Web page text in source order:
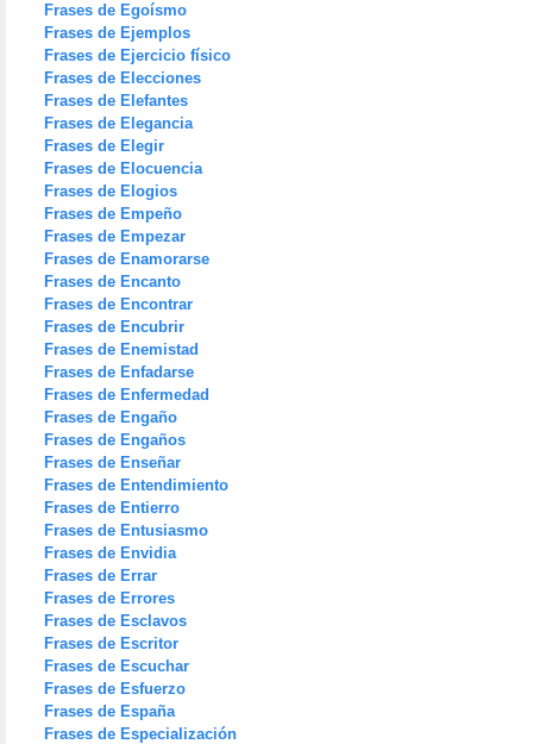
Frases de Egoísmo
Frases de Ejemplos
Frases de Ejercicio físico
Frases de Elecciones
Frases de Elefantes
Frases de Elegancia
Frases de Elegir
Frases de Elocuencia
Frases de Elogios
Frases de Empeño
Frases de Empezar
Frases de Enamorarse
Frases de Encanto
Frases de Encontrar
Frases de Encubrir
Frases de Enemistad
Frases de Enfadarse
Frases de Enfermedad
Frases de Engaño
Frases de Engaños
Frases de Enseñar
Frases de Entendimiento
Frases de Entierro
Frases de Entusiasmo
Frases de Envidia
Frases de Errar
Frases de Errores
Frases de Esclavos
Frases de Escritor
Frases de Escuchar
Frases de Esfuerzo
Frases de España
Frases de Especialización